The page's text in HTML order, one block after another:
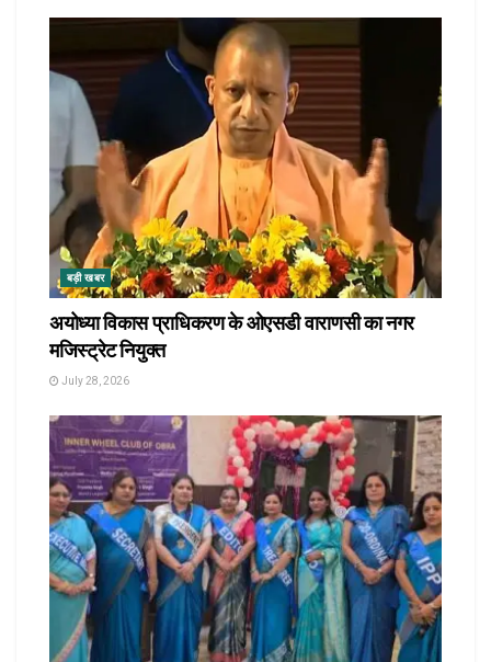
बड़ी खबर
अयोध्या विकास प्राधिकरण के ओएसडी वाराणसी का नगर
मजिस्ट्रेट नियुक्त
July 28, 2026